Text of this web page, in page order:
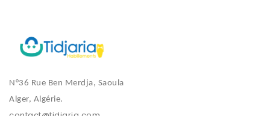
N°36 Rue Ben Merdja, Saoula
Alger, Algérie.